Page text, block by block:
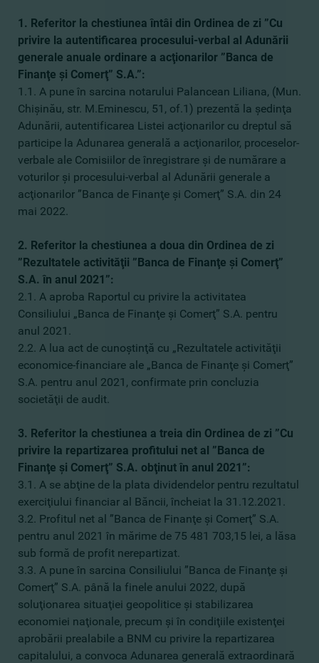
1. Referitor la chestiunea întâi din Ordinea de zi ”Cu
privire la autentificarea procesului-verbal al Adunării
generale anuale ordinare a acţionarilor ”Banca de
Finanţe şi Comerţ” S.A.”:
1.1. A pune în sarcina notarului Palancean Liliana, (Mun.
Chişinău, str. M.Eminescu, 51, of.1) prezentă la şedinţa
Adunării, autentificarea Listei acţionarilor cu dreptul să
participe la Adunarea generală a acţionarilor, proceselor-
verbale ale Comisiilor de înregistrare şi de numărare a
voturilor şi procesului-verbal al Adunării generale a
acţionarilor ”Banca de Finanţe şi Comerţ” S.A. din 24
mai 2022.
2. Referitor la chestiunea a doua din Ordinea de zi
”Rezultatele activităţii ”Banca de Finanţe şi Comerţ”
S.A. în anul 2021”:
2.1. A aproba Raportul cu privire la activitatea
Consiliului „Banca de Finanţe şi Comerţ” S.A. pentru
anul 2021.
2.2. A lua act de cunoştinţă cu „Rezultatele activităţii
economice-financiare ale „Banca de Finanţe şi Comerţ”
S.A. pentru anul 2021, confirmate prin concluzia
societăţii de audit.
3. Referitor la chestiunea a treia din Ordinea de zi ”Cu
privire la repartizarea profitului net al ”Banca de
Finanţe şi Comerţ” S.A. obţinut în anul 2021”:
3.1. A se abţine de la plata dividendelor pentru rezultatul
exerciţiului financiar al Băncii, încheiat la 31.12.2021.
3.2. Profitul net al ”Banca de Finanţe şi Comerţ” S.A.
pentru anul 2021 în mărime de 75 481 703,15 lei, a lăsa
sub formă de profit nerepartizat.
3.3. A pune în sarcina Consiliului ”Banca de Finanţe şi
Comerţ” S.A. până la finele anului 2022, după
soluţionarea situaţiei geopolitice şi stabilizarea
economiei naţionale, precum şi în condiţiile existenţei
aprobării prealabile a BNM cu privire la repartizarea
capitalului, a convoca Adunarea generală extraordinară